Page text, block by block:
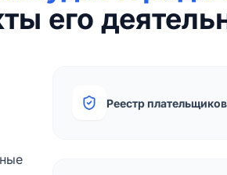
его
Реестр плательщиков